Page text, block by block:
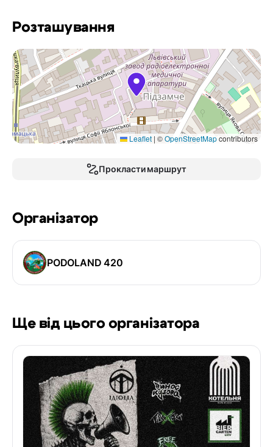
Розташування
Leaflet | ©OpenStreetMapcontributors
Прокласти маршрут
Організатор
PODOLAND 420
Ще від цього організатора